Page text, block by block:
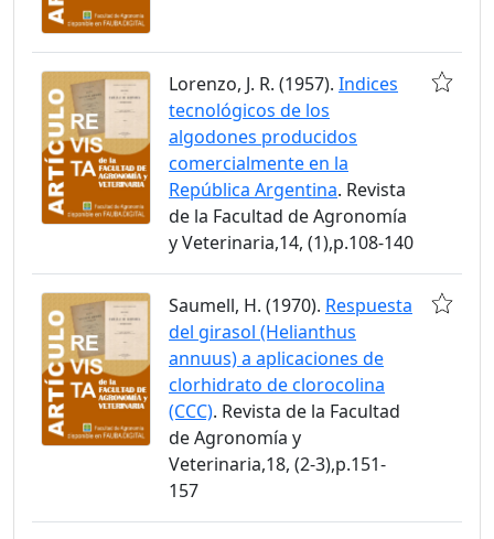
Lorenzo, J. R. (1957). Indices
tecnológicos de los
algodones producidos
comercialmente en la
República Argentina. Revista
de la Facultad de Agronomía
y Veterinaria,14, (1),p.108-140
Saumell, H. (1970). Respuesta
del girasol (Helianthus
annuus) a aplicaciones de
clorhidrato de clorocolina
(CCC). Revista de la Facultad
de Agronomía y
Veterinaria,18, (2-3),p.151-
157